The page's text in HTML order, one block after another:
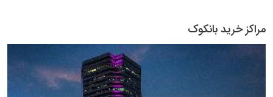
مراکز خرید بانکوک